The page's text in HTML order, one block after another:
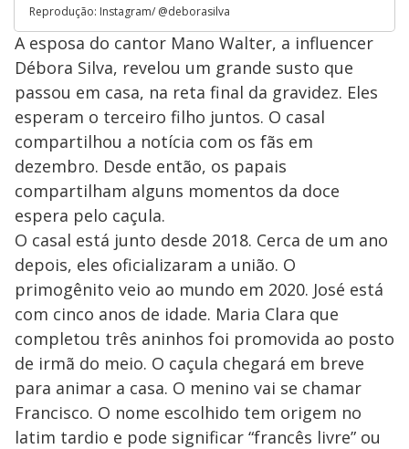
Reprodução: Instagram/ @deborasilva
A esposa do cantor Mano Walter, a influencer
Débora Silva, revelou um grande susto que
passou em casa, na reta final da gravidez. Eles
esperam o terceiro filho juntos. O casal
compartilhou a notícia com os fãs em
dezembro. Desde então, os papais
compartilham alguns momentos da doce
espera pelo caçula.
O casal está junto desde 2018. Cerca de um ano
depois, eles oficializaram a união. O
primogênito veio ao mundo em 2020. José está
com cinco anos de idade. Maria Clara que
completou três aninhos foi promovida ao posto
de irmã do meio. O caçula chegará em breve
para animar a casa. O menino vai se chamar
Francisco. O nome escolhido tem origem no
latim tardio e pode significar “francês livre” ou